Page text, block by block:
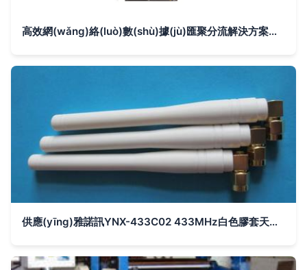
高效網(wǎng)絡(luò)數(shù)據(jù)匯聚分流解決方案及其傳輸設(shè)備創(chuàng)新實(shí)踐
供應(yīng)雅諾訊YNX-433C02 433MHz白色膠套天線的優(yōu)勢與選擇